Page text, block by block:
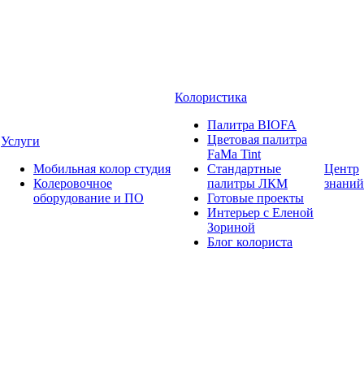
Услуги
Мобильная колор студия
Колеровочное
оборудование и ПО
Колористика
Палитра BIOFA
Цветовая палитра
FaMa Tint
Стандартные
палитры ЛКМ
Готовые проекты
Интерьер с Еленой
Зориной
Блог колориста
Центр
знаний